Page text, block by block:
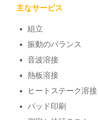
主なサービス
組立
振動のバランス
音波溶接
熱板溶接
ヒートステーク溶接
パッド印刷